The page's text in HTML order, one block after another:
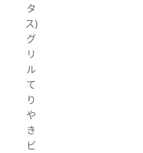
タ
ス)
グ
リ
ル
て
り
や
き
ビ